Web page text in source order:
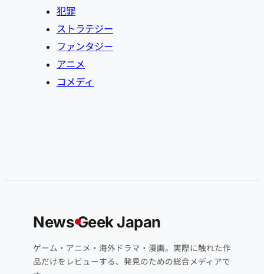
犯罪
ストラテジー
ファンタジー
アニメ
コメディ
NewsGeek Japan
ゲーム・アニメ・海外ドラマ・漫画。実際に触れた作
品だけをレビューする、発見のための総合メディアで